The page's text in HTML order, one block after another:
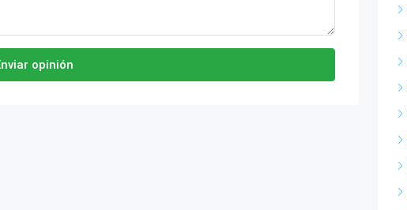
opinión